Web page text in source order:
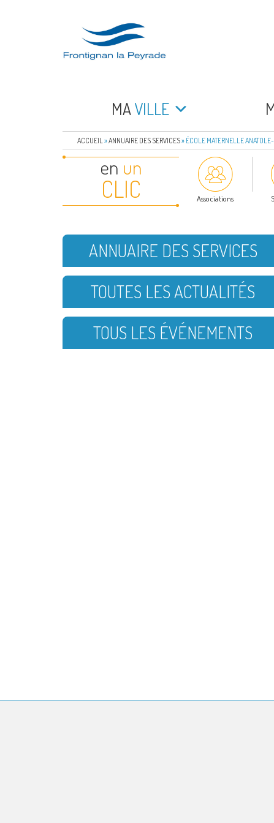
FRONTIGNAN LA
MAVILLE
ACCUEIL »ANNUAIRE DES SERVICES» ÉCOLE MATERNELLE
en un
CLIC Associations
ANNUAIRE DES SERVICES
TOUTES LES ACTUALITÉS
TOUS LES ÉVÉNEMENTS